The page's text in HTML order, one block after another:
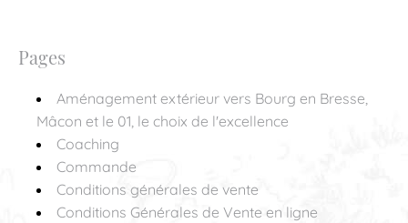
Pages
Aménagement extérieur vers Bourg en Bresse,
Mâcon et le 01, le choix de l'excellence
Coaching
Commande
Conditions générales de vente
Conditions Générales de Vente en ligne